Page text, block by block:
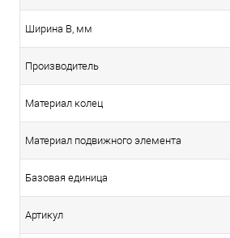
Ширина B, мм
Производитель
Материал колец
Материал подвижного элемента
Базовая единица
Артикул